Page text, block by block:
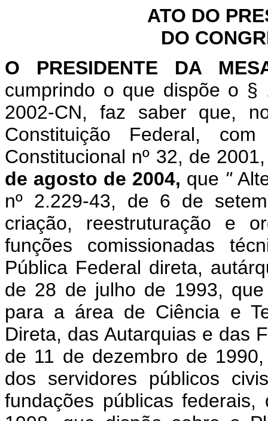
ATO DO
DO
O PRESIDENTE DA
cumprindo o que dispõe o §
2002-CN, faz saber que,
Constituição Federal,
Constitucional nº 32, de
de agosto de 2004, que "
nº 2.229-43, de 6 de
criação, reestruturação e
funções comissionadas
Pública Federal direta,
de 28 de julho de 1993,
para a área de Ciência e
Direta, das Autarquias e das
de 11 de dezembro de
dos servidores públicos
fundações públicas